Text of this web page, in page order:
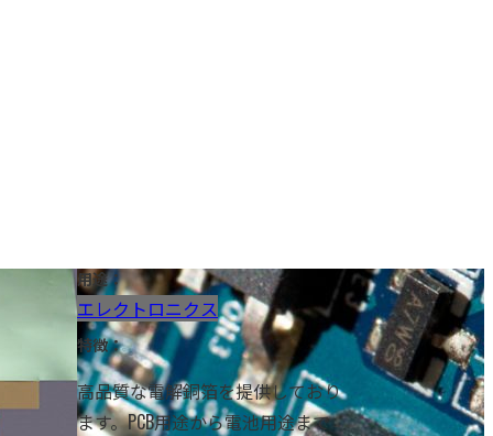
用途：
エレクトロニクス
特徴：
高品質な電解銅箔を提供しており
ます。PCB用途から電池用途まで